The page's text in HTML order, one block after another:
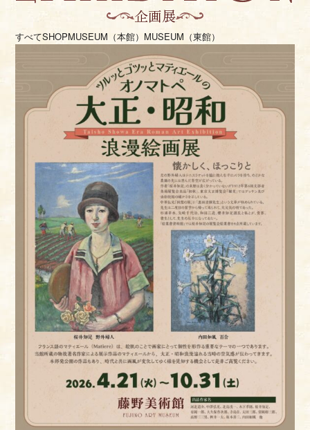
企画展
すべてSHOPMUSEUM（本館） MUSEUM（東館）